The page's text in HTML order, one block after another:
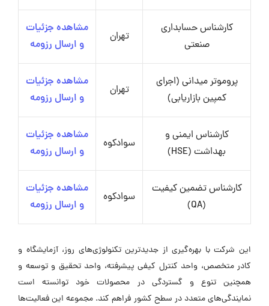
کارشناس حسابداری
صنعتی
تهران
مشاهده جزئیات
و ارسال رزومه
پروموتر میدانی (اجرای
کمپین بازاریابی)
تهران
مشاهده جزئیات
و ارسال رزومه
کارشناس ایمنی و
بهداشت (HSE)
سوادکوه
مشاهده جزئیات
و ارسال رزومه
کارشناس تضمین کیفیت
(QA)
سوادکوه
مشاهده جزئیات
و ارسال رزومه
این شرکت با بهره‌گیری از جدیدترین تکنولوژی‌های روز، آزمایشگاه و
کادر متخصص، واحد کنترل کیفی پیشرفته، واحد تحقیق و توسعه و
همچنین تنوع و گستردگی در محصولات خود توانسته است
نمایندگی‌های متعدد در سطح کشور فراهم کند. مجموعه این فعالیت‌ها